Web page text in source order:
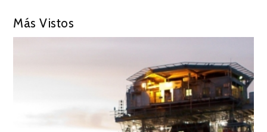
Más Vistos